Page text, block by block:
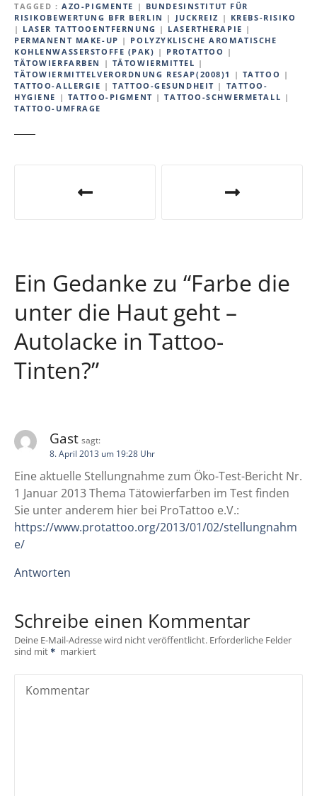
TAGGED
AZO-PIGMENTE | BUNDESINSTITUT FÜR
RISIKOBEWERTUNG BFR BERLIN | JUCKREIZ | KREBS-RISIKO
| LASER TATTOOENTFERNUNG | LASERTHERAPIE |
PERMANENT MAKE-UP | POLYZYKLISCHE AROMATISCHE
KOHLENWASSERSTOFFE (PAK) | PROTATTOO |
TÄTOWIERFARBEN
| TÄTOWIERMITTEL |
TÄTOWIERMITTELVERORDNUNG RESAP(2008)1
| TATTOO |
TATTOO-ALLERGIE |TATTOO-GESUNDHEIT | TATTOO-
HYGIENE | TATTOO-PIGMENT |TATTOO-SCHWERMETALL |
TATTOO-UMFRAGE
r
a
g
s
a
v
i
g
a
t
i
o
Ein Gedanke zu “Farbe die
unter die Haut geht –
Autolacke in Tattoo-
Tinten?”
Gast sagt:
8. April 2013 um 19:28 Uhr
Eine aktuelle Stellungnahme zum Öko-Test-Bericht Nr.
1 Januar 2013 Thema Tätowierfarben im Test finden
Sie unter anderem hier bei ProTattoo e.V.:
https://www.protattoo.org/2013/01/02/stellungnahm
e/
Antworten
Schreibe einen Kommentar
Deine E-Mail-Adresse wird nicht veröffentlicht. Erforderliche Felder
sind mit
markiert
Kommentar